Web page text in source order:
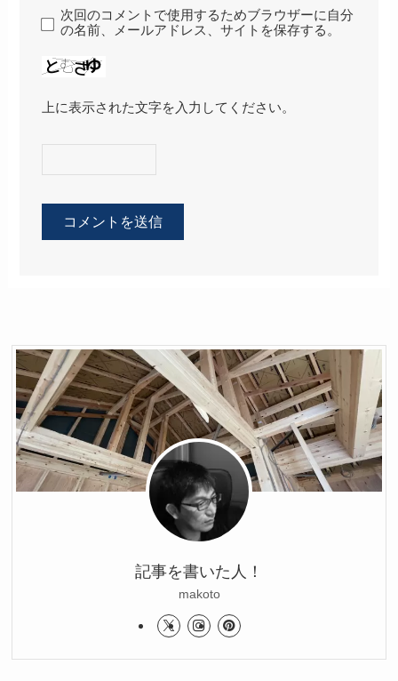
次回のコメントで使用するためブラウザーに自分
の名前、メールアドレス、サイトを保存する。
上に表示された文字を入力してください。
記事を書いた人！
makoto